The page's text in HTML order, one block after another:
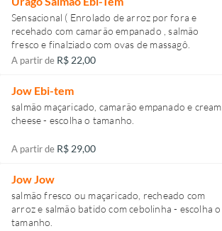
Sensacional ( Enrolado de arroz por fora e
recehado com camarão empanado , salmão
fresco e finalziado com ovas de massagô.
A partir de R$ 22,00
Jow Ebi-tem
salmão maçaricado, camarão empanado e cream
cheese - escolha o tamanho.
A partir de R$ 29,00
Jow Jow
salmão fresco ou maçaricado, recheado com
arroz e salmão batido com cebolinha - escolha o
tamanho.